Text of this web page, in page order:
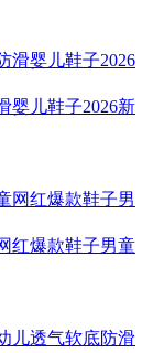
婴儿鞋子2026新
红爆款鞋子男童